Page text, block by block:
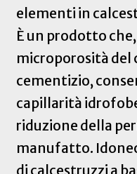
elementi in
È un prodotto
microporosità
cementizio,
capillarità
riduzione della
manufatto.
di calcestruzzi a